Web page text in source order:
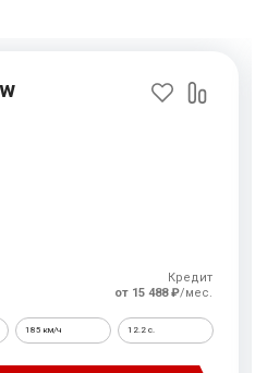
Кредит
от 15 488 ₽/мес.
185 км/ч 12.2 c.